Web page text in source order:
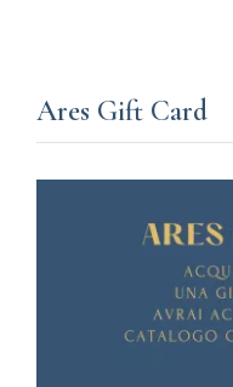
Ares Gift Card